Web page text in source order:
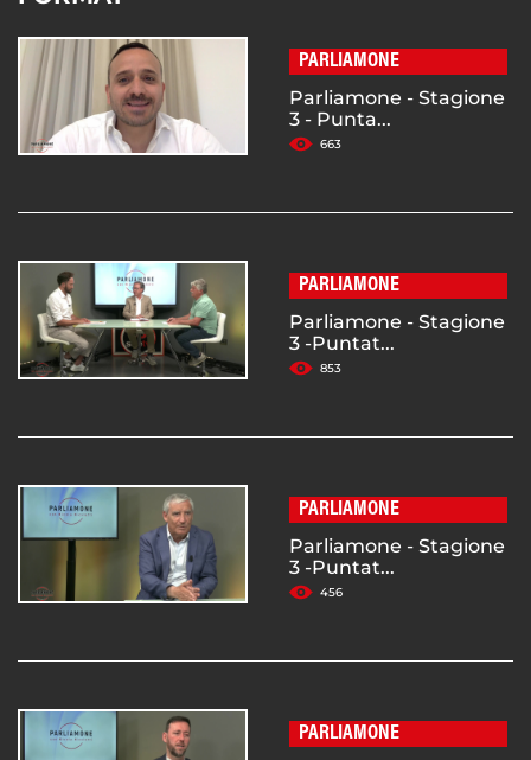
PARLIAMONE
Parliamone - Stagione
3 - Punta...
663
PARLIAMONE
Parliamone - Stagione
3 -Puntat...
853
PARLIAMONE
Parliamone - Stagione
3 -Puntat...
456
PARLIAMONE